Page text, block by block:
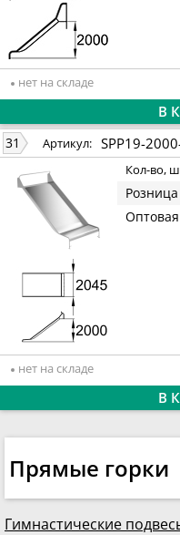
нет на складе
В
31 Артикул: SPP19-
Кол-во,
Розница
нет на складе
В
Прямые горки
Гимнастические